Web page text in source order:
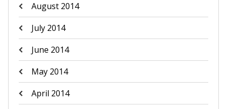
August 2014
July 2014
June 2014
May 2014
April 2014